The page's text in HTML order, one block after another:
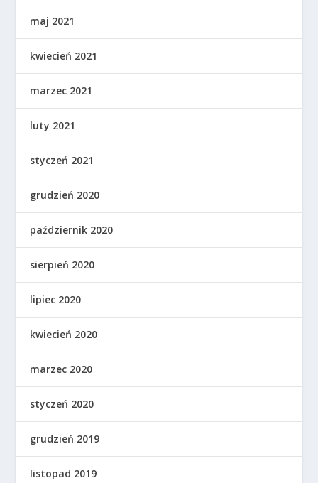
maj 2021
kwiecień 2021
marzec 2021
luty 2021
styczeń 2021
grudzień 2020
październik 2020
sierpień 2020
lipiec 2020
kwiecień 2020
marzec 2020
styczeń 2020
grudzień 2019
listopad 2019